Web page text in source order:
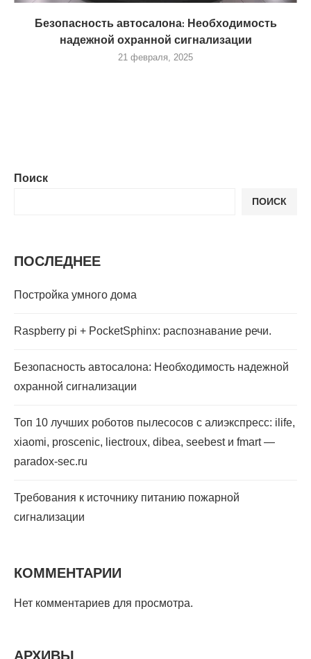
Безопасность автосалона: Необходимость
надежной охранной сигнализации
21 февраля, 2025
Поиск
ПОИСК
ПОСЛЕДНЕЕ
Постройка умного дома
Raspberry pi + PocketSphinx: распознавание речи.
Безопасность автосалона: Необходимость надежной
охранной сигнализации
Топ 10 лучших роботов пылесосов с алиэкспресс: ilife,
xiaomi, proscenic, liectroux, dibea, seebest и fmart —
paradox-sec.ru
Требования к источнику питанию пожарной
сигнализации
КОММЕНТАРИИ
Нет комментариев для просмотра.